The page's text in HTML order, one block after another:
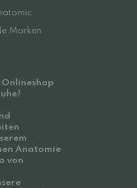
Marken
Anatomie
von